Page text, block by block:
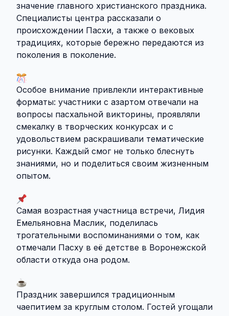
значение главного христианского праздника.
Специалисты центра рассказали о
происхождении Пасхи, а также о вековых
традициях, которые бережно передаются из
поколения в поколение.
Особое внимание привлекли интерактивные
форматы: участники с азартом отвечали на
вопросы пасхальной викторины, проявляли
смекалку в творческих конкурсах и с
удовольствием раскрашивали тематические
рисунки. Каждый смог не только блеснуть
знаниями, но и поделиться своим жизненным
опытом.
Самая возрастная участница встречи, Лидия
Емельяновна Маслик, поделилась
трогательными воспоминаниями о том, как
отмечали Пасху в её детстве в Воронежской
области откуда она родом.
Праздник завершился традиционным
чаепитием за круглым столом. Гостей угощали